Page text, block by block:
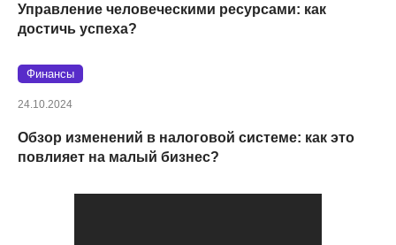
Управление человеческими ресурсами: как
достичь успеха?
Финансы
24.10.2024
Обзор изменений в налоговой системе: как это
повлияет на малый бизнес?